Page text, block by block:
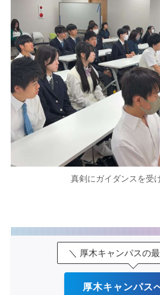
真剣にガイダンスを受
＼ 厚木キャンパスの
厚木キャンパス